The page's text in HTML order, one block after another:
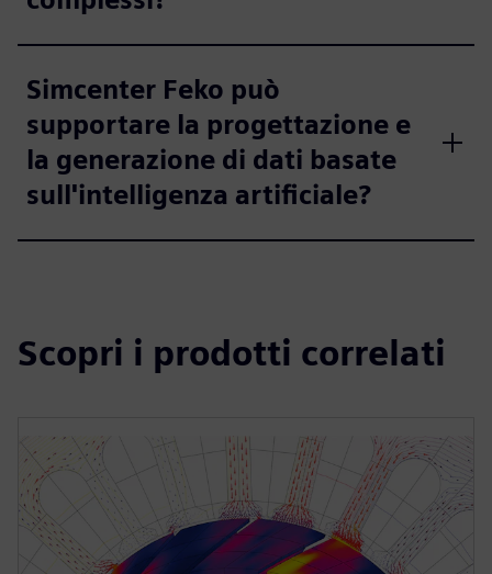
Simcenter Feko può
supportare la progettazione e
la generazione di dati basate
sull'intelligenza artificiale?
Scopri i prodotti correlati